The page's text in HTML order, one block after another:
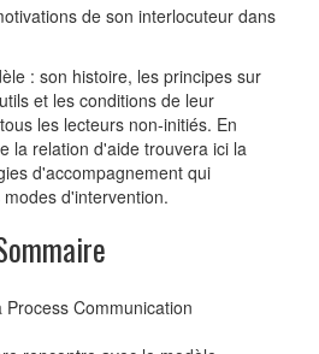
de son interlocuteur dans
: son histoire, les principes sur
et les conditions de leur
les lecteurs non-initiés. En
la relation d'aide trouvera ici la
d'accompagnement qui
d'intervention.
Process Communication